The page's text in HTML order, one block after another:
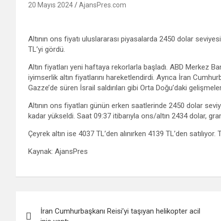
20 Mayıs 2024 AjansPres.com
Altının ons fiyatı uluslararası piyasalarda 2450 dolar
TL’yi gördü.
Altın fiyatları yeni haftaya rekorlarla başladı. ABD Merkez
iyimserlik altın fiyatlarını hareketlendirdi. Ayrıca İran
Gazze’de süren İsrail saldırıları gibi Orta Doğu’daki
Altının ons fiyatları günün erken saatlerinde 2450 dolar
kadar yükseldi. Saat 09:37 itibarıyla ons/altın 2434 dolar,
Çeyrek altın ise 4037 TL’den alınırken 4139 TL’den satılıyor.
Kaynak: AjansPres
İran Cumhurbaşkanı Reisi’yi taşıyan helikopter acil